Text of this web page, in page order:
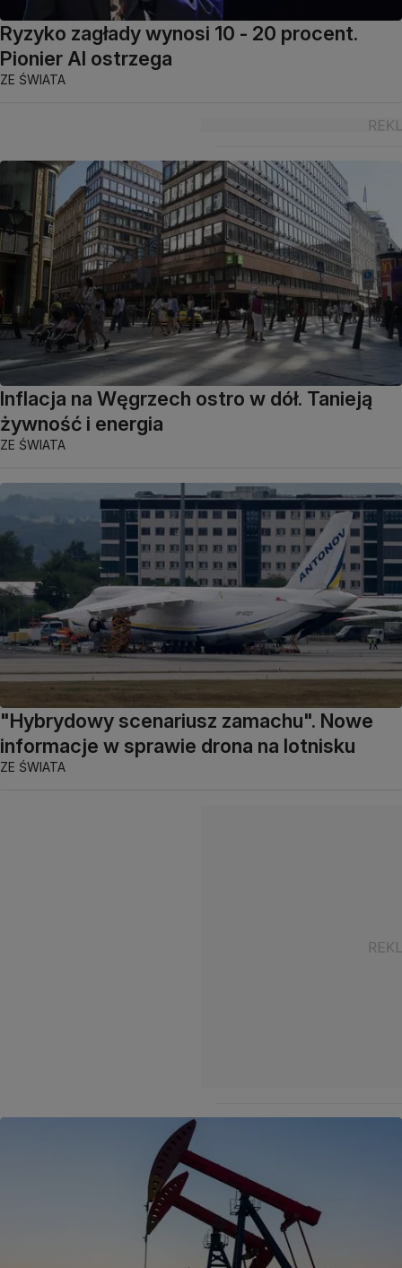
Ryzyko zagłady wynosi 10 - 20 procent.
Pionier AI ostrzega
ZE ŚWIATA
Inflacja na Węgrzech ostro w dół. Tanieją
żywność i energia
ZE ŚWIATA
"Hybrydowy scenariusz zamachu". Nowe
informacje w sprawie drona na lotnisku
ZE ŚWIATA